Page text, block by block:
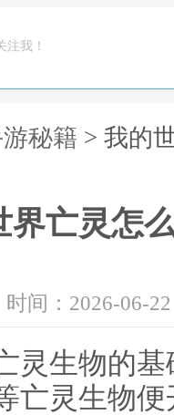
注我！
秘籍 > 我的
界亡灵怎
时间：2026-06-
灵生物的
亡灵生物